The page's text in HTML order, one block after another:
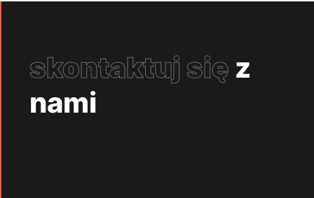
skontaktuj się z
nami